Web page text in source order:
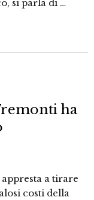
si parla di …
ha
a tirare
costi della